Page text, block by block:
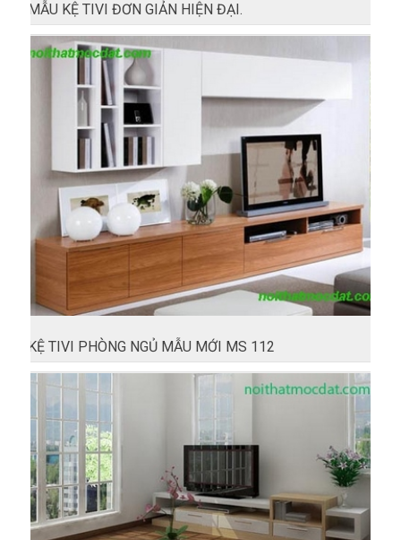
MẪU KỆ TIVI ĐƠN GIẢN HIỆN ĐẠI.
KỆ TIVI PHÒNG NGỦ MẪU MỚI MS 112